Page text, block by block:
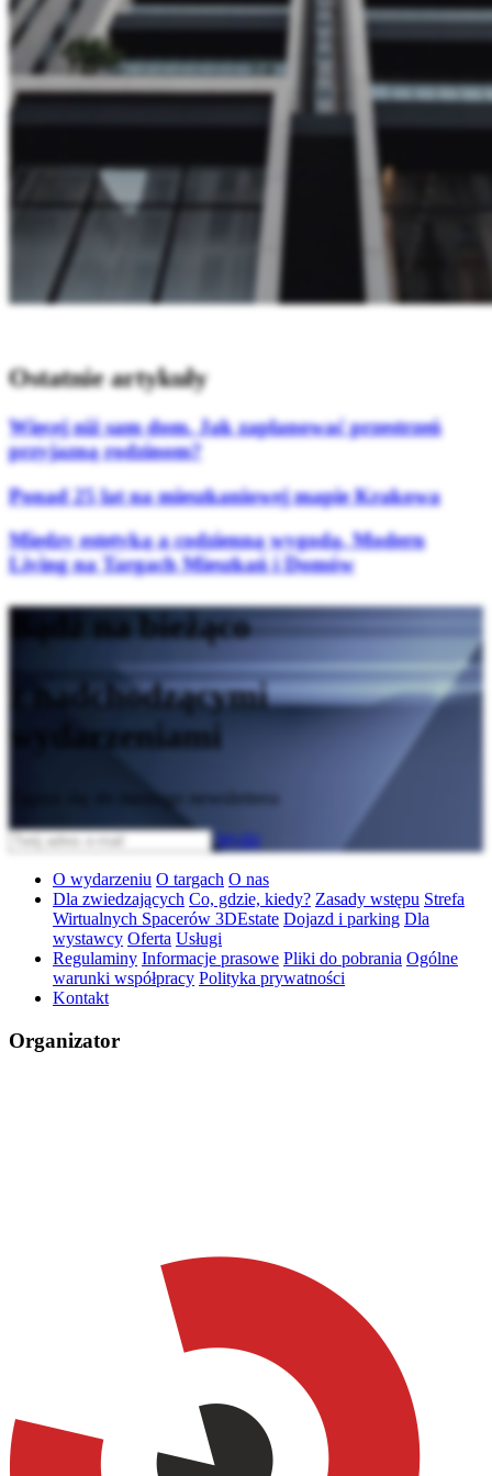
Ostatnie artykuły
Więcej niż sam dom. Jak zaplanować przestrzeń
przyjazną rodzinom?
Ponad 25 lat na mieszkaniowej mapie Krakowa
Między estetyką a codzienną wygodą. Modern
Living na Targach Mieszkań i Domów
Bądź na bieżąco
z nadchodzącymi
wydarzeniami
Zapisz się do naszego newslettera
Wyślij
O wydarzeniu O targach O nas
Dla zwiedzających Co, gdzie, kiedy? Zasady wstępu Strefa
Wirtualnych Spacerów 3DEstate Dojazd i parking Dla
wystawcy Oferta Usługi
Regulaminy Informacje prasowe Pliki do pobrania Ogólne
warunki współpracy Polityka prywatności
Kontakt
Organizator